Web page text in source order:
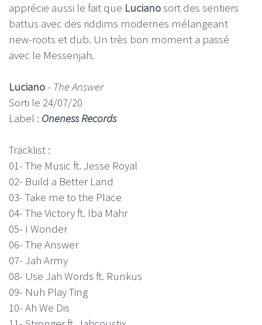
apprécie aussi le fait que Lucianosort des sentiers
battus avec des riddims modernes mélangeant
new-roots et dub. Un très bon moment a passé
avec le Messenjah.
Luciano- The Answer
Sorti le 24/07/20
Label : Oneness Records
Tracklist :
01- The Music ft. Jesse Royal
02- Build a Better Land
03- Take me to the Place
04- The Victory ft. Iba Mahr
05- I Wonder
06- The Answer
07- Jah Army
08- Use Jah Words ft. Runkus
09- Nuh Play Ting
10- Ah We Dis